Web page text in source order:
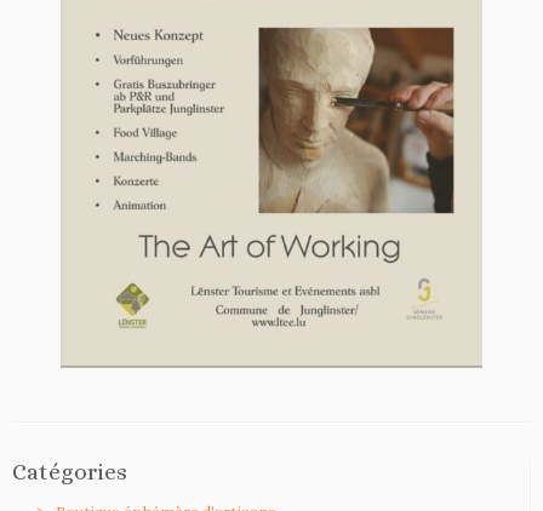
Catégories